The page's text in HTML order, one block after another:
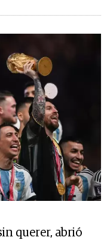
querer, abrió